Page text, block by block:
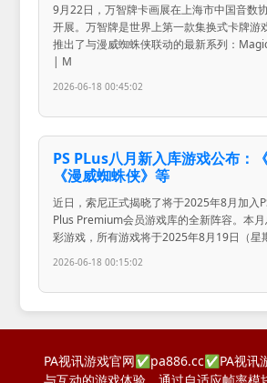
9月22日，万智牌卡画展在上海市中国音数
开展。万智牌是世界上第一款集换式卡牌游
推出了与漫威蜘蛛侠联动的最新系列：
| M
2026-06-18 00:45:02
PS PLus八月新入库游戏公布：
《漫威蜘蛛侠》等
近日，索尼正式揭晓了将于2025年8月加入
Plus Premium会员游戏库的全新阵容。本
彩游戏，所有游戏将于2025年8月19日（星
2026-06-18 00:15:02
PA视讯游戏官网✅pa886.cc✅PA视讯